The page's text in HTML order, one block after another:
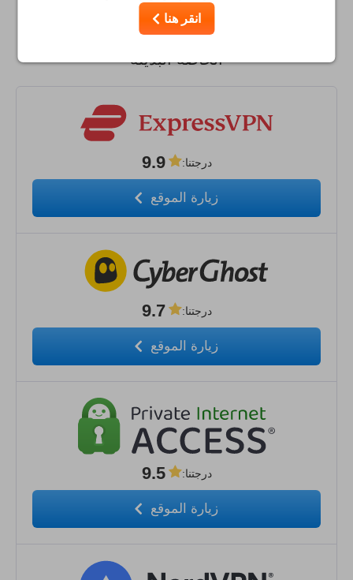
قارن بين Intro VPN وأفضل الشبكات الافتراضية
الخاصة البديلة
درجتنا:
9.9
زيارة الموقع
درجتنا:
9.7
زيارة الموقع
درجتنا:
9.5
زيارة الموقع
انقر هنا